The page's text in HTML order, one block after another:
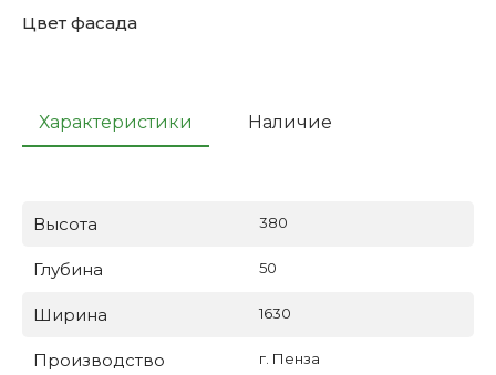
Цвет фасада
Характеристики Наличие
Высота 380
Глубина 50
Ширина 1630
Производство г. Пенза